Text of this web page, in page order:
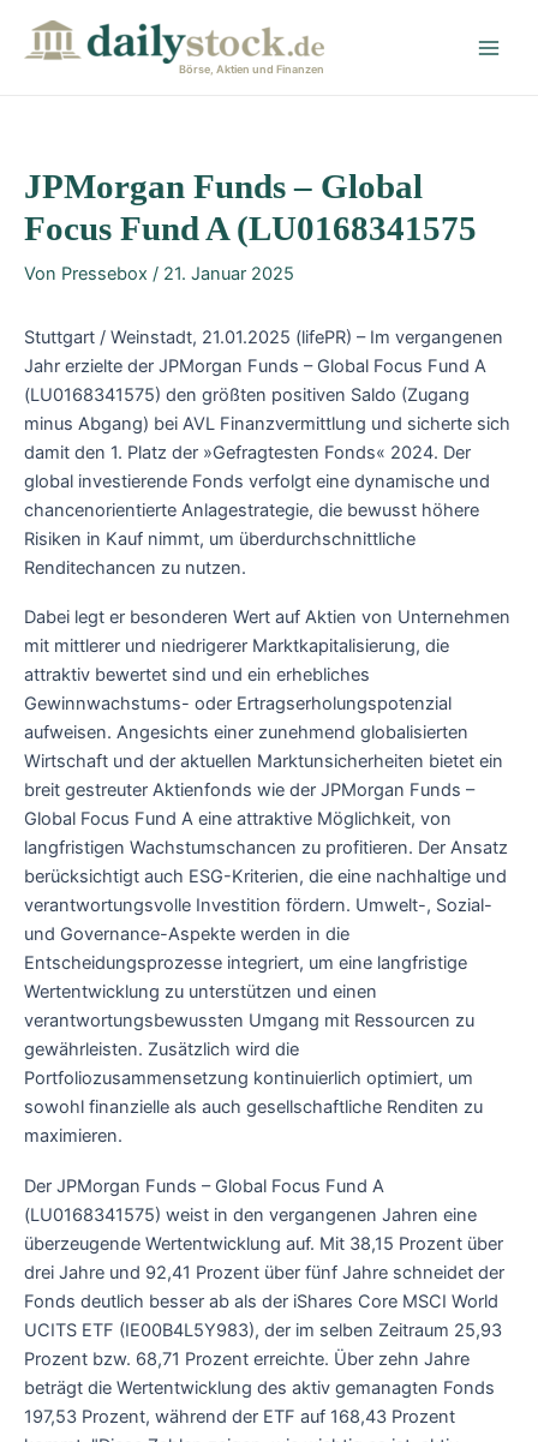
Börse, Aktien und Finanzen
JPMorgan Funds – Global
Focus Fund A (LU0168341575
Von Pressebox / 21. Januar 2025
Stuttgart / Weinstadt, 21.01.2025 (lifePR) – Im vergangenen
Jahr erzielte der JPMorgan Funds – Global Focus Fund A
(LU0168341575) den größten positiven Saldo (Zugang
minus Abgang) bei AVL Finanzvermittlung und sicherte sich
damit den 1. Platz der »Gefragtesten Fonds« 2024. Der
global investierende Fonds verfolgt eine dynamische und
chancenorientierte Anlagestrategie, die bewusst höhere
Risiken in Kauf nimmt, um überdurchschnittliche
Renditechancen zu nutzen.
Dabei legt er besonderen Wert auf Aktien von Unternehmen
mit mittlerer und niedrigerer Marktkapitalisierung, die
attraktiv bewertet sind und ein erhebliches
Gewinnwachstums- oder Ertragserholungspotenzial
aufweisen. Angesichts einer zunehmend globalisierten
Wirtschaft und der aktuellen Marktunsicherheiten bietet ein
breit gestreuter Aktienfonds wie der JPMorgan Funds –
Global Focus Fund A eine attraktive Möglichkeit, von
langfristigen Wachstumschancen zu profitieren. Der Ansatz
berücksichtigt auch ESG-Kriterien, die eine nachhaltige und
verantwortungsvolle Investition fördern. Umwelt-, Sozial-
und Governance-Aspekte werden in die
Entscheidungsprozesse integriert, um eine langfristige
Wertentwicklung zu unterstützen und einen
verantwortungsbewussten Umgang mit Ressourcen zu
gewährleisten. Zusätzlich wird die
Portfoliozusammensetzung kontinuierlich optimiert, um
sowohl finanzielle als auch gesellschaftliche Renditen zu
maximieren.
Der JPMorgan Funds – Global Focus Fund A
(LU0168341575) weist in den vergangenen Jahren eine
überzeugende Wertentwicklung auf. Mit 38,15 Prozent über
drei Jahre und 92,41 Prozent über fünf Jahre schneidet der
Fonds deutlich besser ab als der iShares Core MSCI World
UCITS ETF (IE00B4L5Y983), der im selben Zeitraum 25,93
Prozent bzw. 68,71 Prozent erreichte. Über zehn Jahre
beträgt die Wertentwicklung des aktiv gemanagten Fonds
197,53 Prozent, während der ETF auf 168,43 Prozent